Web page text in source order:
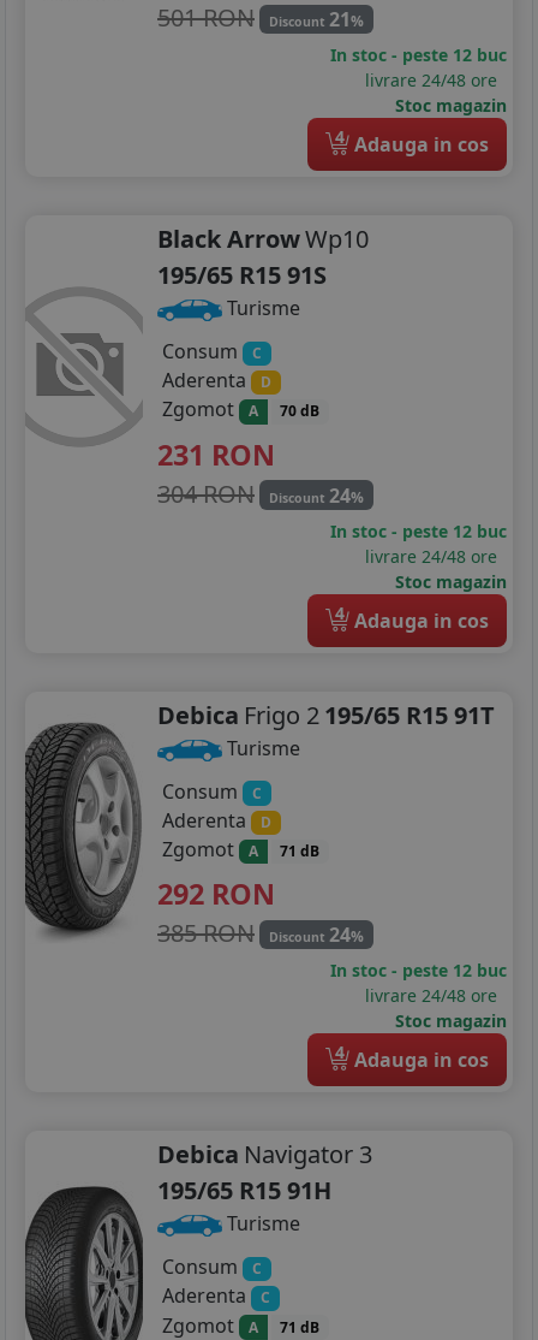
245/45R19
275/30R19
275/35R19
245/35R21
275/30R21
501 RON Discount 21%
In stoc - peste 12 buc
livrare 24/48 ore
Stoc magazin
4 Adauga in cos
Black ArrowWp10
195/65 R15 91S
Turisme
Consum
C
Aderenta D
Zgomot A 70 dB
231 RON
304 RON Discount 24%
In stoc - peste 12 buc
livrare 24/48 ore
Stoc magazin
4 Adauga in cos
Debica Frigo 2195/65 R15 91T
Turisme
Consum
C
Aderenta D
Zgomot A 71 dB
292 RON
385 RON Discount 24%
In stoc - peste 12 buc
livrare 24/48 ore
Stoc magazin
4 Adauga in cos
Debica Navigator 3
195/65 R15 91H
Turisme
Consum
C
Aderenta C
Zgomot A 71 dB